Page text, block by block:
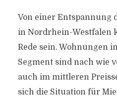
Von einer Entspannung
in Nordrhein-Westfalen
Rede sein. Wohnungen
Segment sind nach wie
auch im mittleren
sich die Situation für